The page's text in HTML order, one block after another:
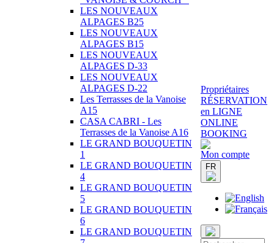
LES NOUVEAUX
ALPAGES B25
LES NOUVEAUX
ALPAGES B15
LES NOUVEAUX
ALPAGES D-33
LES NOUVEAUX
ALPAGES D-22
Les Terrasses de la Vanoise
A15
CASA CABRI - Les
Terrasses de la Vanoise A16
LE GRAND BOUQUETIN
1
LE GRAND BOUQUETIN
4
LE GRAND BOUQUETIN
5
LE GRAND BOUQUETIN
6
LE GRAND BOUQUETIN
Propriétaires
RÉSERVATION
en LIGNE
ONLINE
BOOKING
Mon compte
FR